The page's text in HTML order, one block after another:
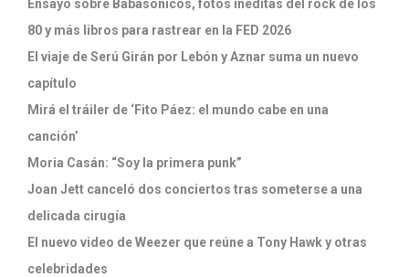
Ensayo sobre Babasónicos, fotos inéditas del rock de los
80 y más libros para rastrear en la FED 2026
El viaje de Serú Girán por Lebón y Aznar suma un nuevo
capítulo
Mirá el tráiler de ‘Fito Páez: el mundo cabe en una
canción’
Moria Casán: “Soy la primera punk”
Joan Jett canceló dos conciertos tras someterse a una
delicada cirugía
El nuevo video de Weezer que reúne a Tony Hawk y otras
celebridades